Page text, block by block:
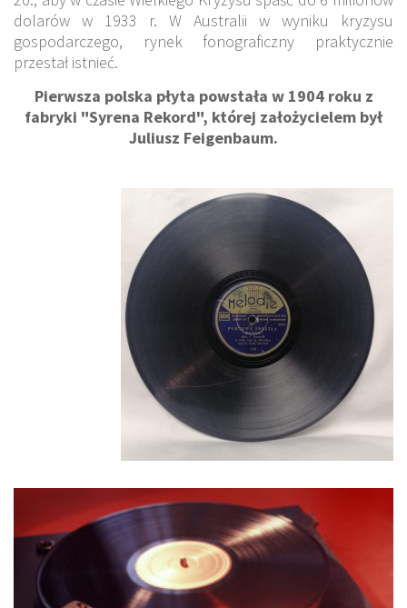
dolarów w 1933 r. W Australii w wyniku kryzysu
gospodarczego, rynek fonograficzny praktycznie
przestał istnieć.
Pierwsza polska płyta powstała w 1904 roku z
fabryki "Syrena Rekord", której założycielem był
Juliusz Feigenbaum.